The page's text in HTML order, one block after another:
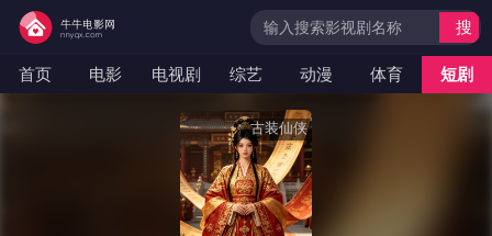
首页 电影 电视剧 综艺 动漫 体育 短剧
搜
索
古装仙侠